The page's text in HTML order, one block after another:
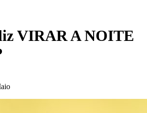
VIRAR A NOITE